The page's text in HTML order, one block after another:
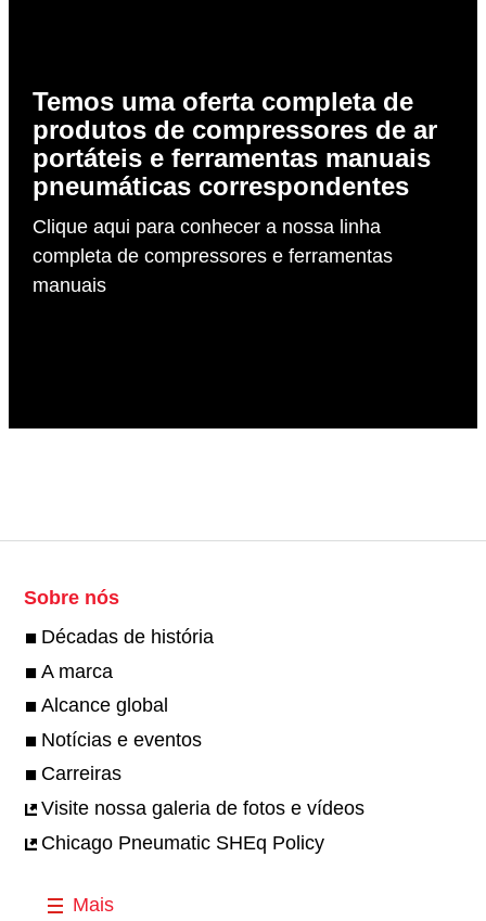
Temos uma oferta completa de
produtos de compressores de ar
portáteis e ferramentas manuais
pneumáticas correspondentes
Clique aqui para conhecer a nossa linha
completa de compressores e ferramentas
manuais
Sobre nós
Décadas de história
A marca
Alcance global
Notícias e eventos
Carreiras
Visite nossa galeria de fotos e vídeos
Chicago Pneumatic SHEq Policy
Mais